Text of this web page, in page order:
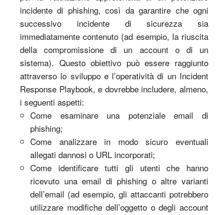
incidente di phishing, così da garantire che ogni
successivo incidente di sicurezza sia
immediatamente contenuto (ad esempio, la riuscita
della compromissione di un account o di un
sistema). Questo obiettivo può essere raggiunto
attraverso lo sviluppo e l’operatività di un Incident
Response Playbook, e dovrebbe includere, almeno,
i seguenti aspetti:
Come esaminare una potenziale email di
phishing;
Come analizzare in modo sicuro eventuali
allegati dannosi o URL incorporati;
Come identificare tutti gli utenti che hanno
ricevuto una email di phishing o altre varianti
dell’email (ad esempio, gli attaccanti potrebbero
utilizzare modifiche dell’oggetto o degli account